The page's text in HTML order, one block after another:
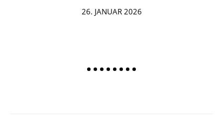
POSTED
26. JANUAR 2026